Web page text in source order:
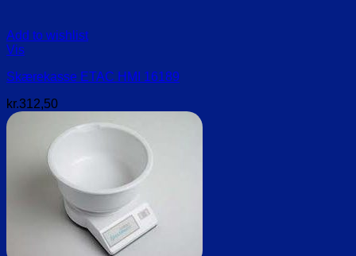
Add to wishlist
Vis
Skærekasse ETAC HMI 16189
kr.312,50